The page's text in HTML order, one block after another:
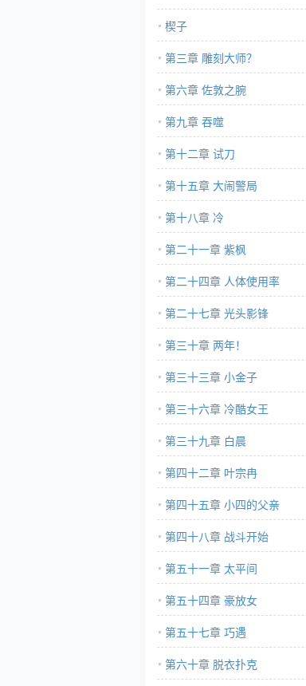
楔子
第三章 雕刻大师？
第六章 佐敦之腕
第九章 吞噬
第十二章 试刀
第十五章 大闹警局
第十八章 冷
第二十一章 紫枫
第二十四章 人体使用率
第二十七章 光头影锋
第三十章 两年！
第三十三章 小金子
第三十六章 冷酷女王
第三十九章 白晨
第四十二章 叶宗冉
第四十五章 小四的父亲
第四十八章 战斗开始
第五十一章 太平间
第五十四章 豪放女
第五十七章 巧遇
第六十章 脱衣扑克